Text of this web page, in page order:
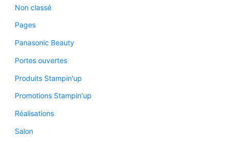
Non classé
Pages
Panasonic Beauty
Portes ouvertes
Produits Stampin'up
Promotions Stampin'up
Réalisations
Salon